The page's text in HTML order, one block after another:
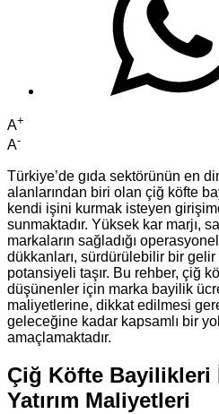
A+
A-
Türkiye’de gıda sektörünün en
alanlarından biri olan çiğ köfte
kendi işini kurmak isteyen
sunmaktadır. Yüksek kar marjı,
markaların sağladığı
dükkanları, sürdürülebilir bir
potansiyeli taşır. Bu rehber, çiğ
düşünenler için marka bayilik
maliyetlerine, dikkat edilmesi
geleceğine kadar kapsamlı bir
amaçlamaktadır.
Çiğ Köfte Bayilikleri
Yatırım Maliyetleri